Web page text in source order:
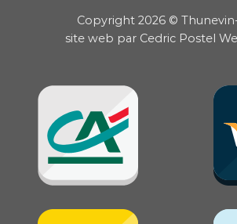
Copyright 2026 ©
site web par Cedric Postel